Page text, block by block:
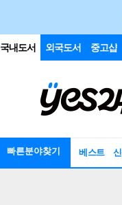
국내도서 외국도서 중고샵
빠른분야찾기 베스트